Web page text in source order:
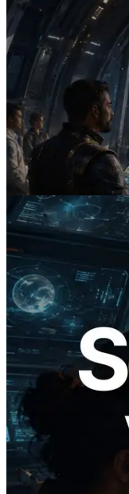
2026.07.04
ERPC lanza
x402 — La era
pagan bajo
necesitan
Leer este artículo
2026.05.24
Validators
Analyzer —
producción
Validador